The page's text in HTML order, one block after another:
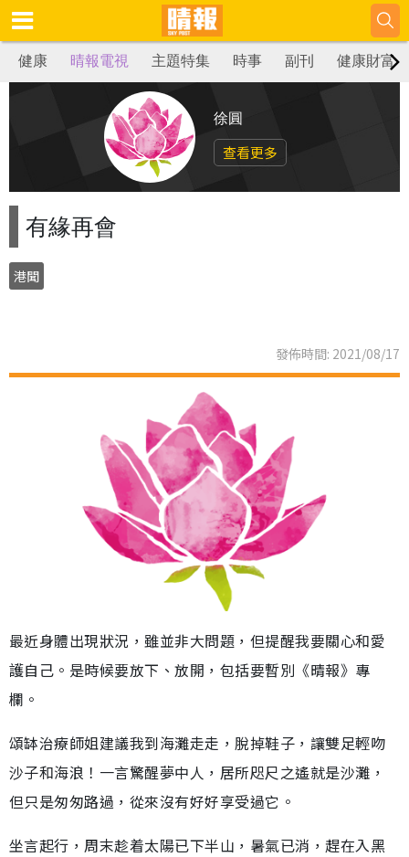
健康 晴報電視 主題特集 時事 副刊 健康財富
徐圓
查看更多
有緣再會
港聞
發佈時間: 2021/08/17
最近身體出現狀況，雖並非大問題，但提醒我要關心和愛
護自己。是時候要放下、放開，包括要暫別《晴報》專
欄。
頌缽治療師姐建議我到海灘走走，脫掉鞋子，讓雙足輕吻
沙子和海浪！一言驚醒夢中人，居所咫尺之遙就是沙灘，
但只是匆匆路過，從來沒有好好享受過它。
坐言起行，周末趁着太陽已下半山，暑氣已消，趕在入黑